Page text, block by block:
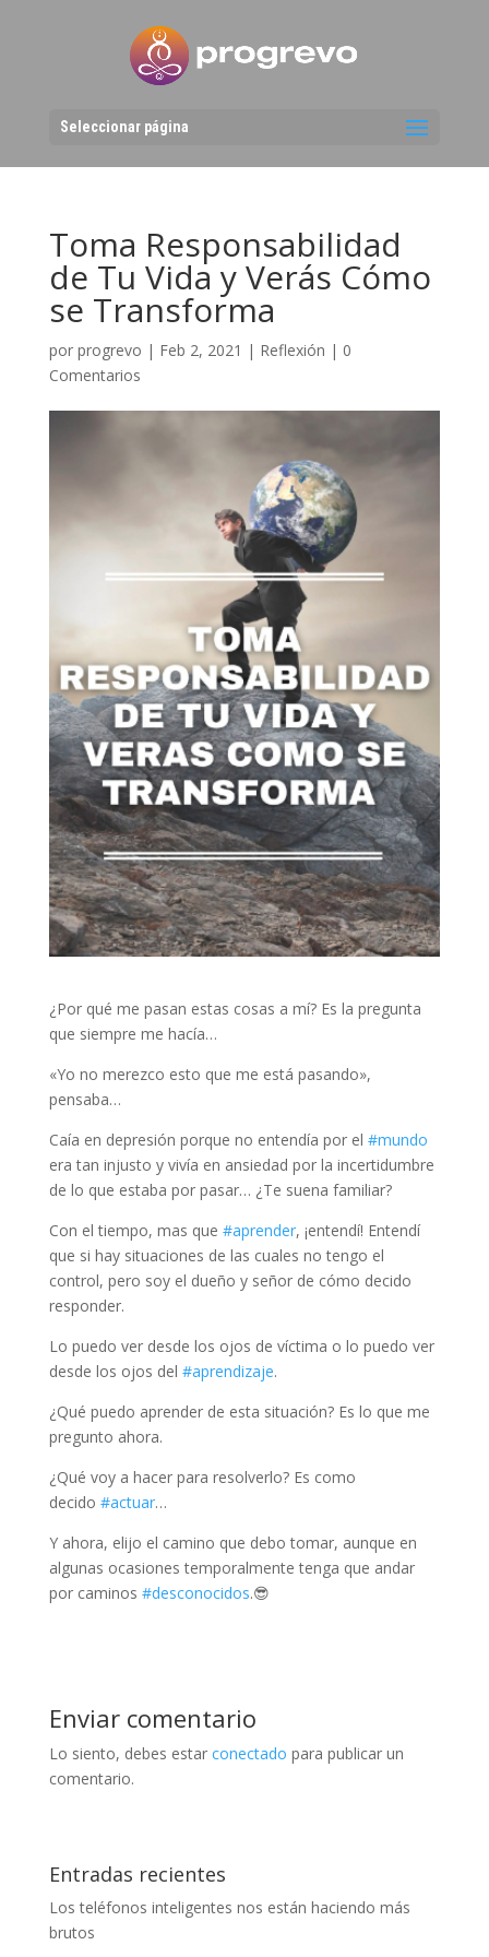
Seleccionar página
Toma Responsabilidad
de Tu Vida y Verás Cómo
se Transforma
por progrevo | Feb 2, 2021 | Reflexión | 0
Comentarios
¿Por qué me pasan estas cosas a mí? Es la pregunta
que siempre me hacía…
«Yo no merezco esto que me está pasando»,
pensaba…
Caía en depresión porque no entendía por el #mundo
era tan injusto y vivía en ansiedad por la incertidumbre
de lo que estaba por pasar… ¿Te suena familiar?
Con el tiempo, mas que #aprender, ¡entendí! Entendí
que si hay situaciones de las cuales no tengo el
control, pero soy el dueño y señor de cómo decido
responder.
Lo puedo ver desde los ojos de víctima o lo puedo ver
desde los ojos del #aprendizaje.
¿Qué puedo aprender de esta situación? Es lo que me
pregunto ahora.
¿Qué voy a hacer para resolverlo? Es como
decido #actuar…
Y ahora, elijo el camino que debo tomar, aunque en
algunas ocasiones temporalmente tenga que andar
por caminos #desconocidos.😎
Enviar comentario
Lo siento, debes estar conectado para publicar un
comentario.
Entradas recientes
Los teléfonos inteligentes nos están haciendo más
brutos